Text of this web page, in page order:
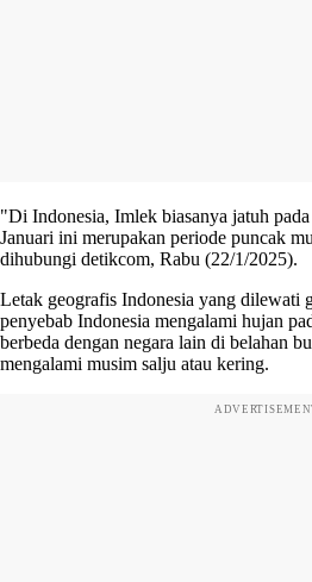
"Di Indonesia, Imlek biasanya jatuh
Januari ini merupakan periode puncak
dihubungi detikcom, Rabu (22/1/2025).
Letak geografis Indonesia yang dilewati
penyebab Indonesia mengalami hujan
berbeda dengan negara lain di belahan
mengalami musim salju atau kering.